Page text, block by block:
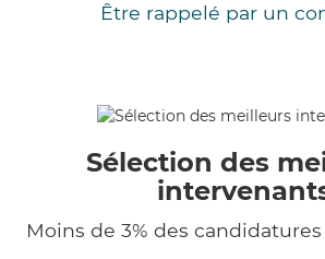
Être rappelé par un
Sélection des
Moins de 3% des